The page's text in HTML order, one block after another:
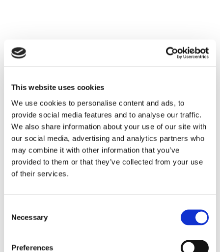
This website uses cookies
We use cookies to personalise content and ads, to
provide social media features and to analyse our traffic.
We also share information about your use of our site with
our social media, advertising and analytics partners who
may combine it with other information that you’ve
provided to them or that they’ve collected from your use
of their services.
Selection
Necessary
Preferences